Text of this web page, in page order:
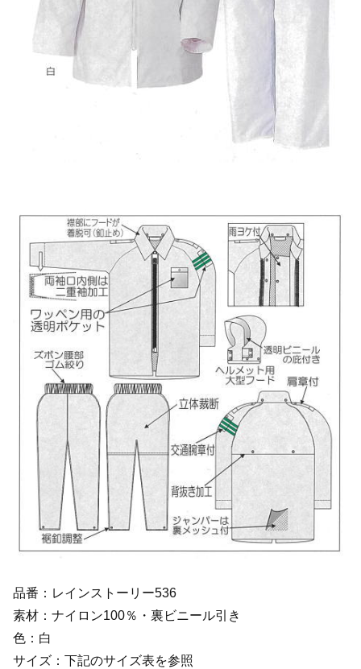
品番：レインストーリー536
素材：ナイロン100％・裏ビニール引き
色：白
サイズ：下記のサイズ表を参照